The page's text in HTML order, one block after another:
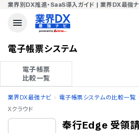
業界別DX推進・SaaS導入ガイド | 業界DX最強
電子帳票システム
電子帳票
比較一覧
業界DX最強ナビ 電子帳票システムの比較一覧
Xクラウド
奉行Edge 受領